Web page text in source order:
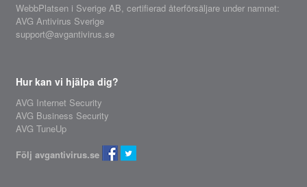
WebbPlatsen i Sverige AB, certifierad återförsäljareunder namnet:
AVG Antivirus Sverige
support@avgantivirus.se
Hur kan vi hjälpa dig?
AVG Internet Security
AVG Business Security
AVG TuneUp
Följ avgantivirus.se